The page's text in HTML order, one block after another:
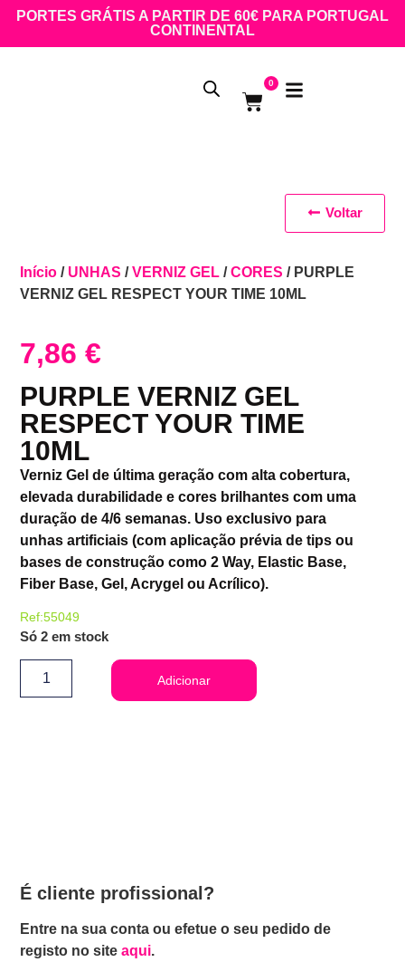
PORTES GRÁTIS A PARTIR DE 60€ PARA PORTUGAL
CONTINENTAL
0
Início / UNHAS /VERNIZ GEL /CORES / PURPLE
VERNIZ GEL RESPECT YOUR TIME 10ML
7,86€
PURPLE VERNIZ GEL
RESPECT YOUR TIME
10ML
Verniz Gel de última geração com alta cobertura,
elevada durabilidade e cores brilhantes com uma
duração de 4/6 semanas. Uso exclusivo para
unhas artificiais (com aplicação prévia de tips ou
bases de construção como 2 Way, Elastic Base,
Fiber Base, Gel, Acrygel ou Acrílico).
Ref:55049
Só 2 em stock
Adicionar
É cliente profissional?
Entre na sua conta ou efetue o seu pedido de
registo no siteaqui.
Voltar